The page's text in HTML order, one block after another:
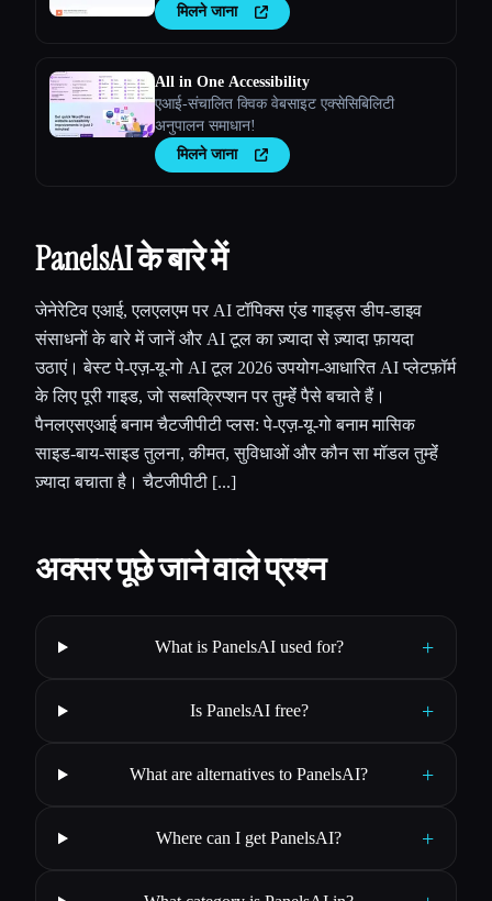
मिलने जाना
All in One Accessibility
एआई-संचालित क्विक वेबसाइट एक्सेसिबिलिटी
अनुपालन समाधान!
मिलने जाना
PanelsAI के बारे में
जेनेरेटिव एआई, एलएलएम पर AI टॉपिक्स एंड गाइड्स डीप-डाइव
संसाधनों के बारे में जानें और AI टूल का ज़्यादा से ज़्यादा फ़ायदा
उठाएं। बेस्ट पे-एज़-यू-गो AI टूल 2026 उपयोग-आधारित AI प्लेटफ़ॉर्म
के लिए पूरी गाइड, जो सब्सक्रिप्शन पर तुम्हेंं पैसे बचाते हैं।
पैनलएसएआई बनाम चैटजीपीटी प्लस: पे-एज़-यू-गो बनाम मासिक
साइड-बाय-साइड तुलना, कीमत, सुविधाओं और कौन सा मॉडल तुम्हेंं
ज़्यादा बचाता है। चैटजीपीटी [...]
अक्सर पूछे जाने वाले प्रश्न
What is PanelsAI used for? +
Is PanelsAI free? +
What are alternatives to PanelsAI? +
Where can I get PanelsAI? +